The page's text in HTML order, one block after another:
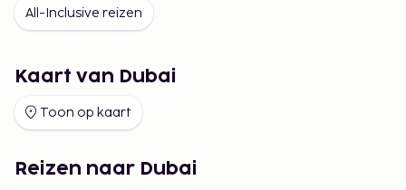
All-Inclusive reizen
Kaart van Dubai
Toon op kaart
Reizen naar Dubai